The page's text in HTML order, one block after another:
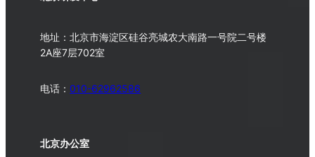
地址：北京市海淀区硅谷亮城农大南路一号院二号楼
2A座7层702室
电话：010-62962586
北京办公室